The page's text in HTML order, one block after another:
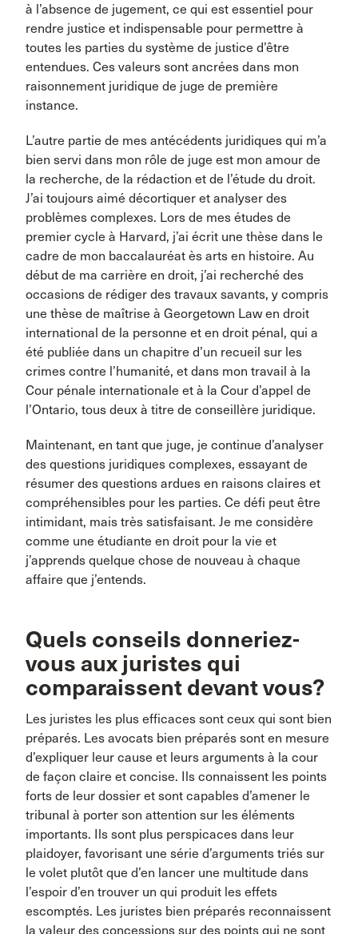
à l’absence de jugement, ce qui est essentiel pour
rendre justice et indispensable pour permettre à
toutes les parties du système de justice d’être
entendues. Ces valeurs sont ancrées dans mon
raisonnement juridique de juge de première
instance.
L’autre partie de mes antécédents juridiques qui m’a
bien servi dans mon rôle de juge est mon amour de
la recherche, de la rédaction et de l’étude du droit.
J’ai toujours aimé décortiquer et analyser des
problèmes complexes. Lors de mes études de
premier cycle à Harvard, j’ai écrit une thèse dans le
cadre de mon baccalauréat ès arts en histoire. Au
début de ma carrière en droit, j’ai recherché des
occasions de rédiger des travaux savants, y compris
une thèse de maîtrise à Georgetown Law en droit
international de la personne et en droit pénal, qui a
été publiée dans un chapitre d’un recueil sur les
crimes contre l’humanité, et dans mon travail à la
Cour pénale internationale et à la Cour d’appel de
l’Ontario, tous deux à titre de conseillère juridique.
Maintenant, en tant que juge, je continue d’analyser
des questions juridiques complexes, essayant de
résumer des questions ardues en raisons claires et
compréhensibles pour les parties. Ce défi peut être
intimidant, mais très satisfaisant. Je me considère
comme une étudiante en droit pour la vie et
j’apprends quelque chose de nouveau à chaque
affaire que j’entends.
Quels conseils donneriez-
vous aux juristes qui
comparaissent devant vous?
Les juristes les plus efficaces sont ceux qui sont bien
préparés. Les avocats bien préparés sont en mesure
d’expliquer leur cause et leurs arguments à la cour
de façon claire et concise. Ils connaissent les points
forts de leur dossier et sont capables d’amener le
tribunal à porter son attention sur les éléments
importants. Ils sont plus perspicaces dans leur
plaidoyer, favorisant une série d’arguments triés sur
le volet plutôt que d’en lancer une multitude dans
l’espoir d’en trouver un qui produit les effets
escomptés. Les juristes bien préparés reconnaissent
la valeur des concessions sur des points qui ne sont